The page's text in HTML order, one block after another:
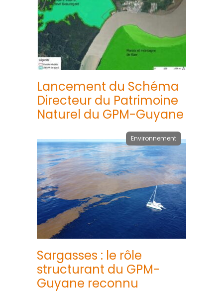
Lancement du Schéma
Directeur du Patrimoine
Naturel du GPM-Guyane
Environnement
Sargasses : le rôle
structurant du GPM-
Guyane reconnu